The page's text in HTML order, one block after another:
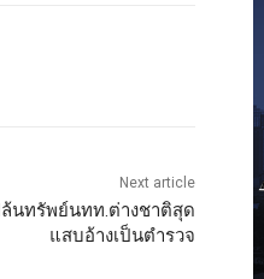
Next article
นทรัพย์นทท.ต่างชาติสุด
แสบอ้างเป็นตำรวจ